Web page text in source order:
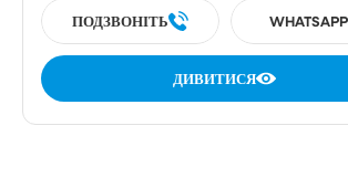
ПОДЗВОНІТЬ WHATSAPP
ДИВИТИСЯ